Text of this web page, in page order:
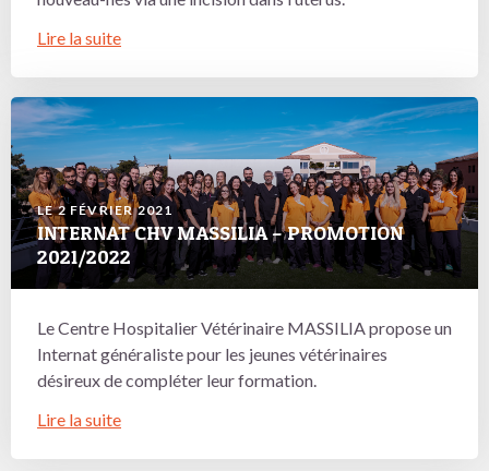
Lire la suite
LE 2 FÉVRIER 2021
INTERNAT CHV MASSILIA – PROMOTION
2021/2022
Le Centre Hospitalier Vétérinaire MASSILIA propose un
Internat généraliste pour les jeunes vétérinaires
désireux de compléter leur formation.
Lire la suite